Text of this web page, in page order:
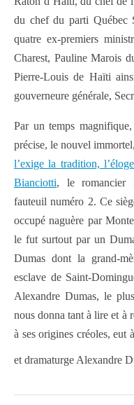
du chef du parti Québec
quatre ex-premiers
Charest, Pauline Marois
Pierre-Louis de Haïti
gouverneure générale,
Par un temps
précise, le nouvel immortel,
l’exige la tradition,
Bianciotti, le romancier
fauteuil numéro 2. Ce
occupé naguère par
le fut surtout par un
Dumas dont la grand-
esclave de Saint-
Alexandre Dumas, le
nous donna tant à lire et à
à ses origines créoles,
et dramaturge Alexandre